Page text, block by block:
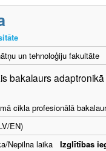
un tehnoloģiju fakultāte
bakalaurs adaptronikā
cikla profesionālā
EN)
Nepilna laika Izglītības